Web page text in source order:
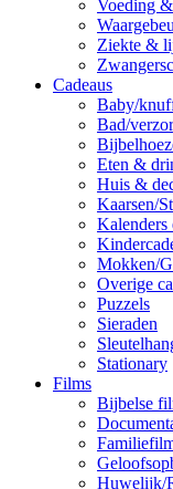
Voeding
Ziekte &
Cadeaus
Baby/
Bad/
Eten &
Huis &
Kaarsen/
Kalenders
Mokken/
Overige
Puzzels
Sieraden
Stationary
Films
Bijbelse
Huwelijk/